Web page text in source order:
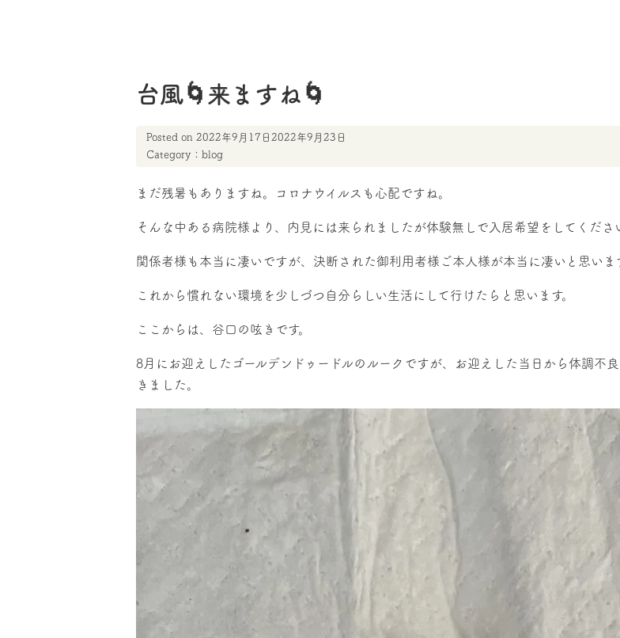
台風🌀来ますね🌀
Posted on 2022年9月17日 2022年9月23日
Category： blog
まだ残暑もありますね。コロナウイルスも心配ですね。
そんな中ある病院様より、内見には来られましたが体験無しで入居希望をしてくだ
関係者様も本当に凄いですが、決断された御利用者様ご本人様が本当に凄いと思いま
これから慣れない環境を少しづつ自分らしい生活にして行けたらと思います。
ここからは、谷口の呟きです。
8月にお迎えしたゴールデンドゥードルのルークですが、お迎えした当日から体調不
きました。